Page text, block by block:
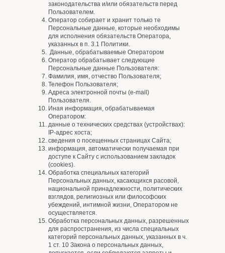
законодательства и/или обязательств перед
Пользователем.
Оператор собирает и хранит только те
Персональные данные, которые необходимы
для исполнения обязательств Оператора,
указанных в п. 3.1 Политики.
Данные, обрабатываемые Оператором
Оператор обрабатывает следующие
Персональные данные Пользователя:
Фамилия, имя, отчество Пользователя;
Телефон Пользователя;
Адреса электронной почты (e-mail)
Пользователя.
Иная информация, обрабатываемая
Оператором:
данные о технических средствах (устройствах):
IP-адрес хоста;
сведения о посещенных страницах Сайта;
информация, автоматически получаемая при
доступе к Сайту с использованием закладок
(cookies).
Обработка специальных категорий
Персональных данных, касающихся расовой,
национальной принадлежности, политических
взглядов, религиозных или философских
убеждений, интимной жизни, Оператором не
осуществляется.
Обработка персональных данных, разрешенных
для распространения, из числа специальных
категорий персональных данных, указанных в ч.
1 ст. 10 Закона о персональных данных,